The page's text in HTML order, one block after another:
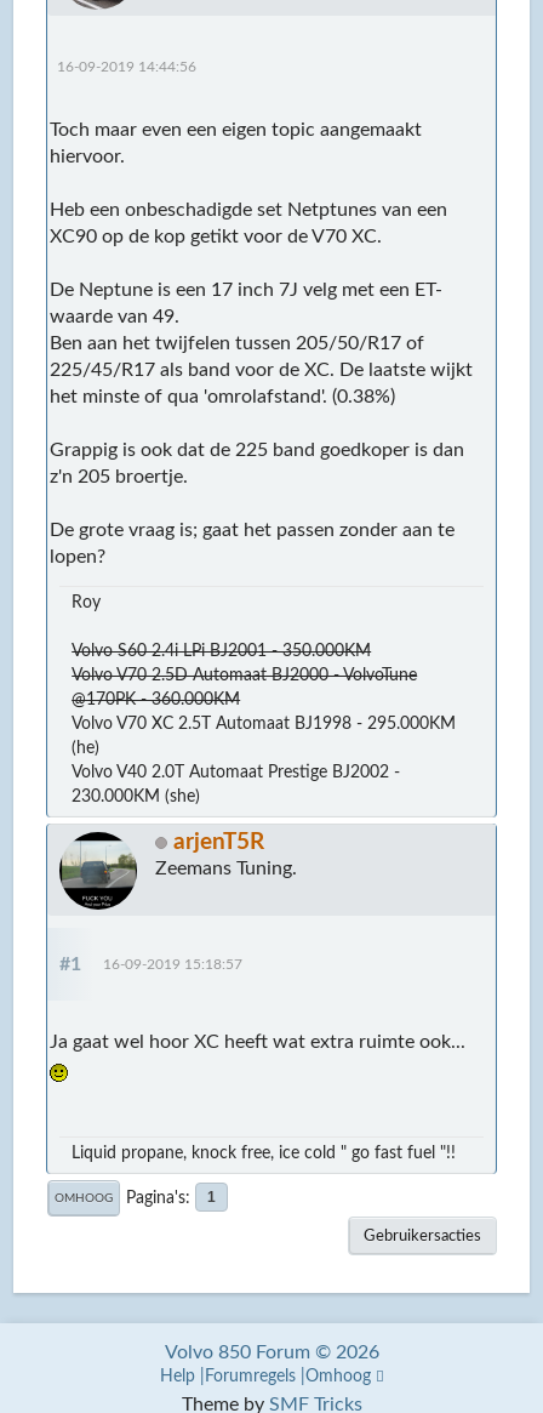
16-09-2019 14:44:56
Toch maar even een eigen topic aangemaakt
hiervoor.
Heb een onbeschadigde set Netptunes van een
XC90 op de kop getikt voor de V70 XC.
De Neptune is een 17 inch 7J velg met een ET-
waarde van 49.
Ben aan het twijfelen tussen 205/50/R17 of
225/45/R17 als band voor de XC. De laatste wijkt
het minste of qua 'omrolafstand'. (0.38%)
Grappig is ook dat de 225 band goedkoper is dan
z'n 205 broertje.
De grote vraag is; gaat het passen zonder aan te
lopen?
Roy
Volvo S60 2.4i LPi BJ2001 - 350.000KM
Volvo V70 2.5D Automaat BJ2000 - VolvoTune
@170PK - 360.000KM
Volvo V70 XC 2.5T Automaat BJ1998 - 295.000KM
(he)
Volvo V40 2.0T Automaat Prestige BJ2002 -
230.000KM (she)
arjenT5R
Zeemans Tuning.
#1 16-09-2019 15:18:57
Ja gaat wel hoor XC heeft wat extra ruimte ook...
Liquid propane, knock free, ice cold " go fast fuel "!!
OMHOOG Pagina's 1
Gebruikersacties
Theme by SMF Tricks
Volvo 850 Forum © 2026
Help Forumregels Omhoog